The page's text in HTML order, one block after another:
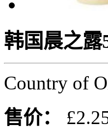
韩国晨之露
Country of
售价：